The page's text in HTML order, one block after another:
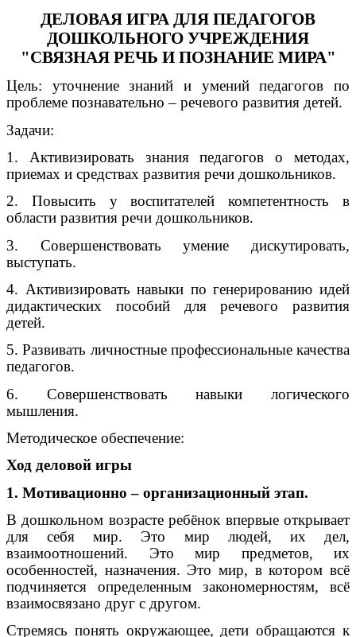
ДЕЛОВАЯ ИГРА ДЛЯ ПЕДАГОГОВ
ДОШКОЛЬНОГО УЧРЕЖДЕНИЯ
"СВЯЗНАЯ РЕЧЬ И ПОЗНАНИЕ МИРА"
Цель: уточнение знаний и умений педагогов по
проблеме познавательно – речевого развития детей.
Задачи:
1. Активизировать знания педагогов о методах,
приемах и средствах развития речи дошкольников.
2. Повысить у воспитателей компетентность в
области развития речи дошкольников.
3. Совершенствовать умение дискутировать,
выступать.
4. Активизировать навыки по генерированию идей
дидактических пособий для речевого развития
детей.
5. Развивать личностные профессиональные качества
педагогов.
6. Совершенствовать навыки логического
мышления.
Методическое обеспечение:
Ход деловой игры
1. Мотивационно – организационный этап.
В дошкольном возрасте ребёнок впервые открывает
для себя мир. Это мир людей, их дел,
взаимоотношений. Это мир предметов, их
особенностей, назначения. Это мир, в котором всё
подчиняется определенным закономерностям, всё
взаимосвязано друг с другом.
Стремясь понять окружающее, дети обращаются к